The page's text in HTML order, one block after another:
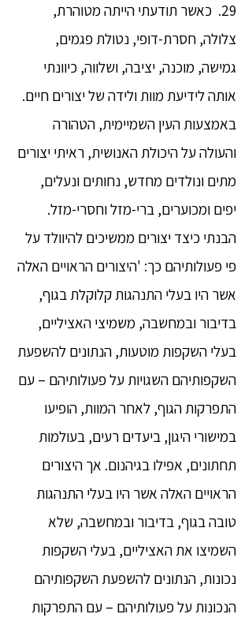
29. כאשר תודעתי הייתה מטוהרת,
צלולה, חסרת-דופי, נטולת פגמים,
גמישה, מוכנה, יציבה, ושלווה, כיוונתי
אותה לידיעת מוות ולידה של יצורים חיים.
באמצעות העין השמיימית, הטהורה
והעולה על היכולת האנושית, ראיתי יצורים
מתים ונולדים מחדש, נחותים ונעלים,
יפים ומכוערים, ברי-מזל וחסרי-מזל.
הבנתי כיצד יצורים ממשיכים להיוולד על
פי פעולותיהם כך: 'היצורים הראויים האלה
אשר היו בעלי התנהגות קלוקלת בגוף,
בדיבור ובמחשבה, משמיצי האציליים,
בעלי השקפות מוטעות, הנתונים להשפעת
השקפותיהם השגויות על פעולותיהם – עם
התפרקות הגוף, לאחר המוות, הופיעו
במישורי היגון, ביעדים רעים, בעולמות
תחתונים, אפילו בגיהנום. אך היצורים
הראויים האלה אשר היו בעלי התנהגות
טובה בגוף, בדיבור ובמחשבה, שלא
השמיצו את האציליים, בעלי השקפות
נכונות, הנתונים להשפעת השקפותיהם
הנכונות על פעולותיהם – עם התפרקות